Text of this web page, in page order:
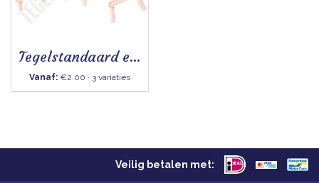
Tegelstandaard ezel
Vanaf: €2.00 · 3 variaties
Veilig betalen met: